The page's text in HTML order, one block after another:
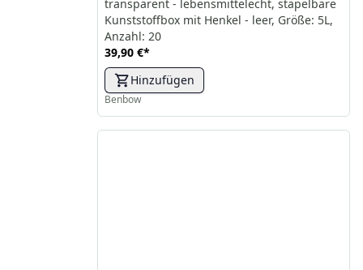
transparent - lebensmittelecht, stapelbare
Kunststoffbox mit Henkel - leer, Größe: 5L,
Anzahl: 20
39,90 €*
Hinzufügen
Benbow